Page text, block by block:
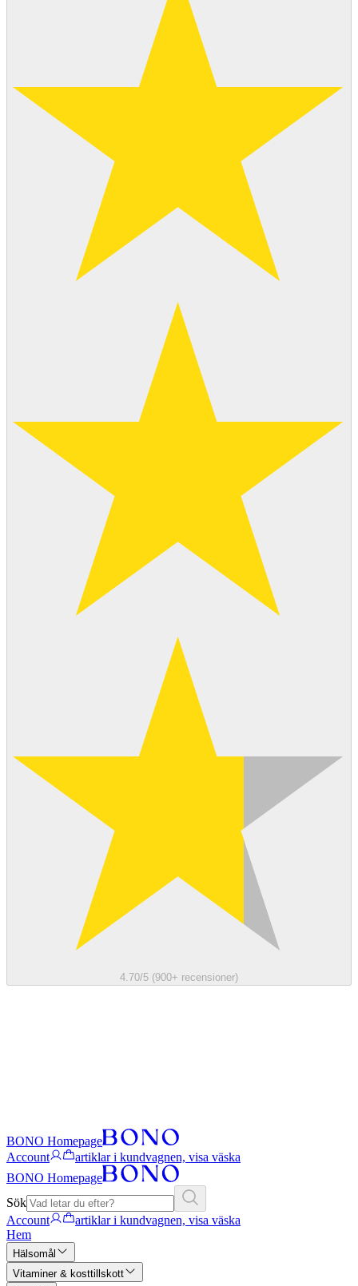
4.70/5 (900+ recensioner)
BONO Homepage
Account
artiklar i kundvagnen, visa väska
BONO Homepage
Sök
Account
artiklar i kundvagnen, visa väska
Hem
Hälsomål
Vitaminer & kosttillskott